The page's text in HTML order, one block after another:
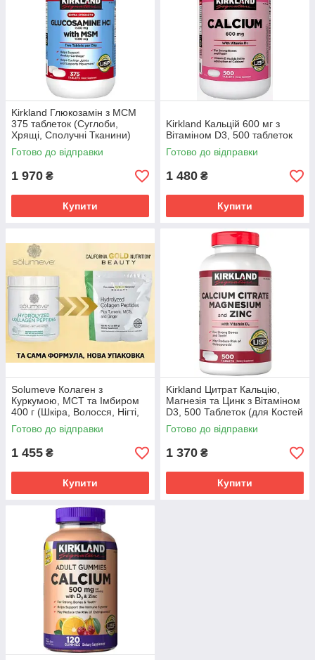
Kirkland Глюкозамін з МСМ
375 таблеток (Суглоби,
Хрящі, Сполучні Тканини)
Готово до відправки
1 970 ₴
Купити
Kirkland Кальцій 600 мг з
Вітаміном D3, 500 таблеток
Готово до відправки
1 480 ₴
Купити
Solumeve Колаген з
Куркумою, МСТ та Імбиром
400 г (Шкіра, Волосся, Нігті,
Суглоби, Хрящі)
Готово до відправки
1 455 ₴
Купити
Kirkland Цитрат Кальцію,
Магнезія та Цинк з Вітаміном
D3, 500 Таблеток (для Костей
та М'язів)
Готово до відправки
1 370 ₴
Купити